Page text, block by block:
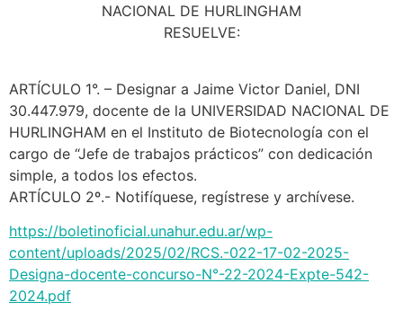
NACIONAL DE HURLINGHAM
RESUELVE:
ARTÍCULO 1°. – Designar a Jaime Victor Daniel, DNI
30.447.979, docente de la UNIVERSIDAD NACIONAL DE
HURLINGHAM en el Instituto de Biotecnología con el
cargo de “Jefe de trabajos prácticos” con dedicación
simple, a todos los efectos.
ARTÍCULO 2º.- Notifíquese, regístrese y archívese.
https://boletinoficial.unahur.edu.ar/wp-
content/uploads/2025/02/RCS.-022-17-02-2025-
Designa-docente-concurso-N°-22-2024-Expte-542-
2024.pdf